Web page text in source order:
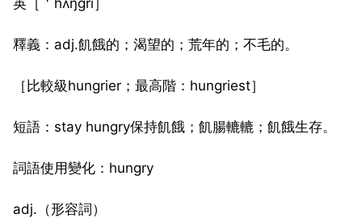
釋義：adj.飢餓的；渴望的；荒年的；不毛的。
［比較級hungrier；最高階：hungriest］
短語：stay hungry保持飢餓；飢腸轆轆；飢餓生存。
詞語使用變化：hungry
adj.（形容詞）